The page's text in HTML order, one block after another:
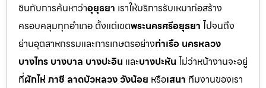
ชินกับการค้นหาว่าอุยุธยา เราให้บริการรับเหมาก่อสร้าง
ครอบคลุมทุกอำเภอ ตั้งแต่เขตพระนครศรีอยุธยา ไปจนถึง
ย่านอุตสาหกรรมและการเกษตรอย่างท่าเรือ นครหลวง
บางไทร บางบาล บางปะอิน และบางปะหัน ไม่ว่าหน้างานจะอยู่
ที่ผักไห่ ภาชี ลาดบัวหลวง วังน้อย หรือเสนา ทีมงานของเรา